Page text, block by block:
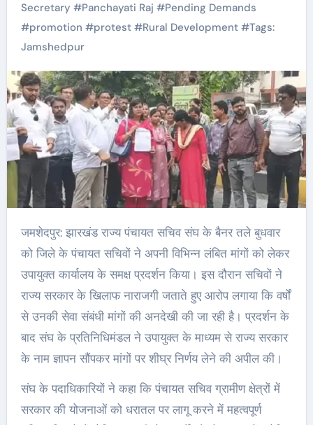
Secretary #Panchayati Raj #Pending Demands
#promotion #protest#Rural Development#Tags:
Jamshedpur
जमशेदपुर: झारखंड राज्य पंचायत सचिव संघ के बैनर तले बुधवार
को जिले के पंचायत सचिवों ने अपनी विभिन्न लंबित मांगों को लेकर
उपायुक्त कार्यालय के समक्ष प्रदर्शन किया। इस दौरान सचिवों ने
राज्य सरकार के खिलाफ नाराजगी जताते हुए आरोप लगाया कि वर्षों
से उनकी सेवा संबंधी मांगों की अनदेखी की जा रही है। प्रदर्शन के
बाद संघ के प्रतिनिधिमंडल ने उपायुक्त के माध्यम से राज्य सरकार
के नाम ज्ञापन सौंपकर मांगों पर शीघ्र निर्णय लेने की अपील की।
संघ के पदाधिकारियों ने कहा कि पंचायत सचिव ग्रामीण क्षेत्रों में
सरकार की योजनाओं को धरातल पर लागू करने में महत्वपूर्ण